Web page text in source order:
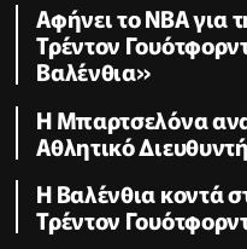
Αφήνει το NBA για
Τρέντον
Βαλένθια»
Η Μπαρτσελόνα
Αθλητικό
Η Βαλένθια κοντά
Τρέντον